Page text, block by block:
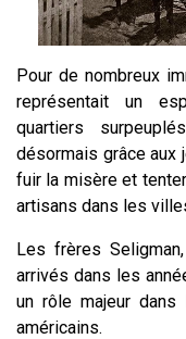
Pour de nombreux
représentait un
quartiers
désormais grâce aux
fuir la misère et
artisans dans les
Les frères
arrivés dans les
un rôle majeur
américains.